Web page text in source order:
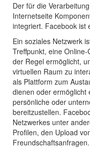
Der für die
Internetseite
integriert. Facebook ist
Ein soziales Netzwerk
Treffpunkt, eine
der Regel ermöglicht,
virtuellen Raum zu
als Plattform zum
dienen oder ermöglicht
persönliche oder
bereitzustellen.
Netzwerkes unter
Profilen, den Upload
Freundschaftsanfragen.